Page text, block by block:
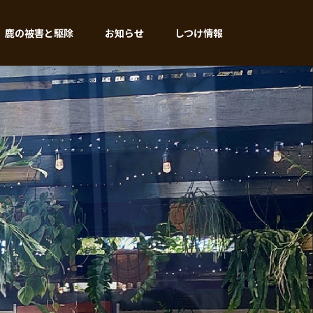
鹿の被害と駆除 お知らせ しつけ情報